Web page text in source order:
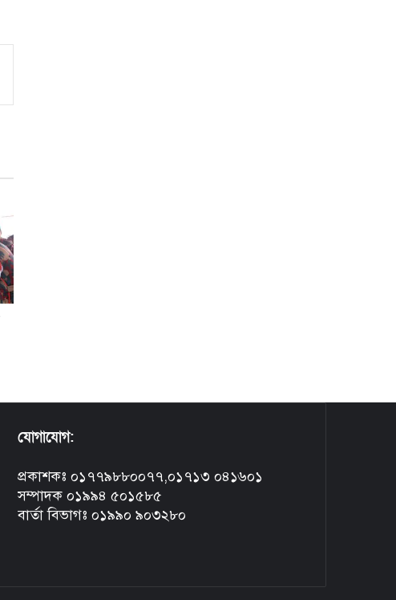
যোগাযোগ:
প্রকাশকঃ ০১৭৭৯৮৮০০৭৭,০১৭১৩ ০৪১৬০১
সম্পাদক ০১৯৯৪ ৫০১৫৮৫
বার্তা বিভাগঃ ০১৯৯০ ৯০৩২৮০